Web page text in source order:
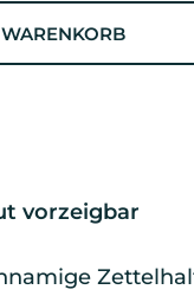
vorzeigbar